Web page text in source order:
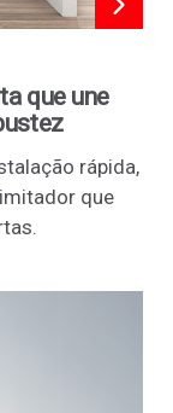
que une
rápida,
que